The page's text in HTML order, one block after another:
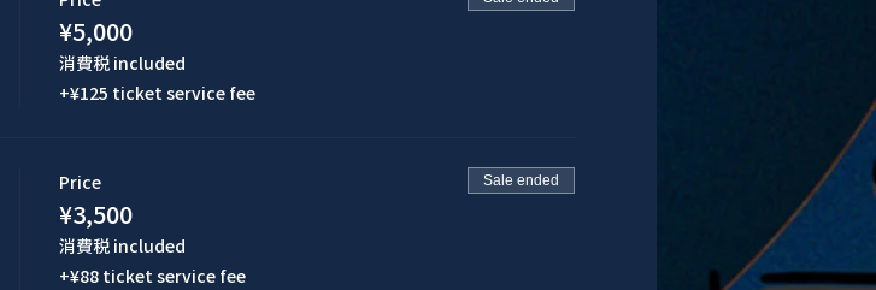
¥5,000
消費税 included
+¥125 ticket service fee
Price
¥3,500
消費税 included
+¥88 ticket service fee
Sale ended